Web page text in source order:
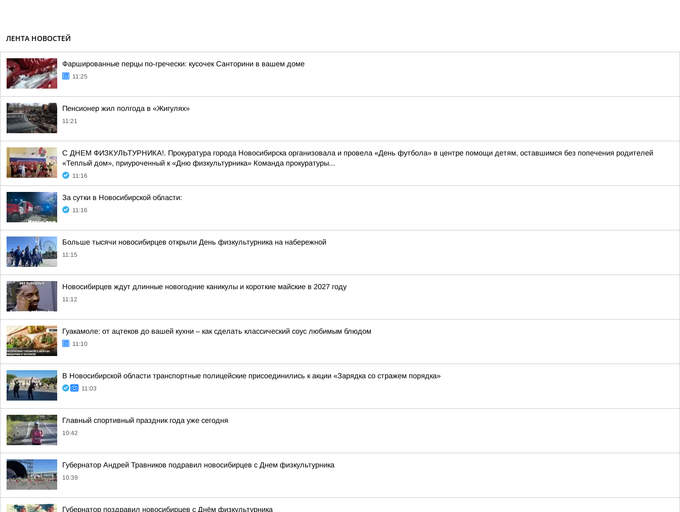
ЛЕНТА НОВОСТЕЙ
Фаршированные перцы по-гречески: кусочек Санторини в вашем доме
11:25
Пенсионер жил полгода в «Жигулях»
11:21
С ДНЕМ ФИЗКУЛЬТУРНИКА!. Прокуратура города Новосибирска организовала и провела «День футбола» в центре помощи детям, оставшимся без попечения родителей
«Теплый дом», приуроченный к «Дню физкультурника» Команда прокуратуры...
11:16
За сутки в Новосибирской области:
11:16
Больше тысячи новосибирцев открыли День физкультурника на набережной
11:15
Новосибирцев ждут длинные новогодние каникулы и короткие майские в 2027 году
11:12
Гуакамоле: от ацтеков до вашей кухни – как сделать классический соус любимым блюдом
11:10
В Новосибирской области транспортные полицейские присоединились к акции «Зарядка со стражем порядка»
11:03
Главный спортивный праздник года уже сегодня
10:42
Губернатор Андрей Травников подравил новосибирцев с Днем физкультурника
10:39
Губернатор поздравил новосибирцев с Днём физкультурника